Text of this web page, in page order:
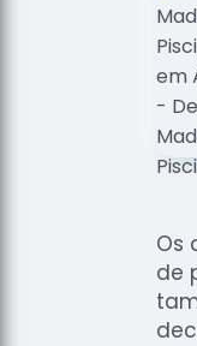
Os
de